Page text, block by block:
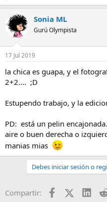
Sonia ML
Gurú Olympista
17 Jul 2019
la chica es guapa, y el
2+2.... ;D
Estupendo trabajo, y la
PD: está un pelin
aire o buen derecha o
manias mias
Debes iniciar sesión o
Compartir: Facebook
X